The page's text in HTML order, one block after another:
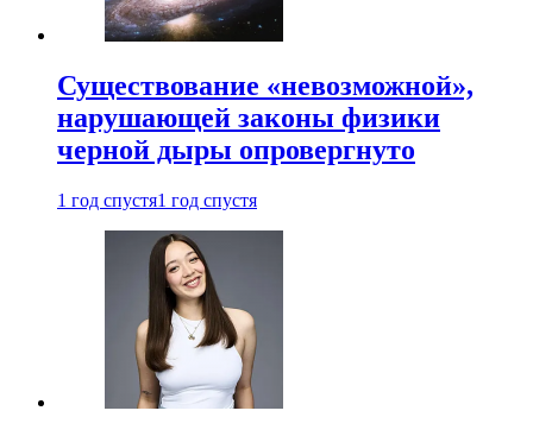
Существование «невозможной»,
нарушающей законы физики
черной дыры опровергнуто
1 год спустя1 год спустя